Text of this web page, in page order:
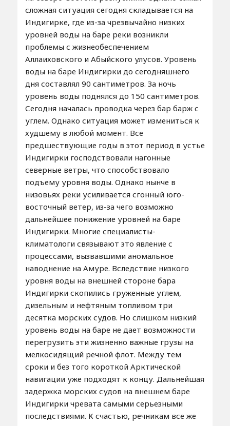
сложная ситуация сегодня складывается на
Индигирке, где из-за чрезвычайно низких
уровней воды на баре реки возникли
проблемы с жизнеобеспечением
Аллаиховского и Абыйского улусов. Уровень
воды на баре Индигирки до сегодняшнего
дня составлял 90 сантиметров. За ночь
уровень воды поднялся до 150 сантиметров.
Сегодня началась проводка через бар барж с
углем. Однако ситуация может измениться к
худшему в любой момент. Все
предшествующие годы в этот период в устье
Индигирки господствовали нагонные
северные ветры, что способствовало
подъему уровня воды. Однако нынче в
низовьях реки усиливается сгонный юго-
восточный ветер, из-за чего возможно
дальнейшее понижение уровней на баре
Индигирки. Многие специалисты-
климатологи связывают это явление с
процессами, вызвавшими аномальное
наводнение на Амуре. Вследствие низкого
уровня воды на внешней стороне бара
Индигирки скопились груженные углем,
дизельным и нефтяным топливом три
десятка морских судов. Но слишком низкий
уровень воды на баре не дает возможности
перегрузить эти жизненно важные грузы на
мелкосидящий речной флот. Между тем
сроки и без того короткой Арктической
навигации уже подходят к концу. Дальнейшая
задержка морских судов на внешнем баре
Индигирки чревата самыми серьезными
последствиями. К счастью, речникам все же